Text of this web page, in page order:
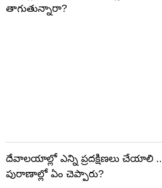
తాగుతున్నారా?
దేవాలయాల్లో ఎన్ని ప్రదక్షిణలు చేయాలి ..
పురాణాల్లో ఏం చెప్పారు?